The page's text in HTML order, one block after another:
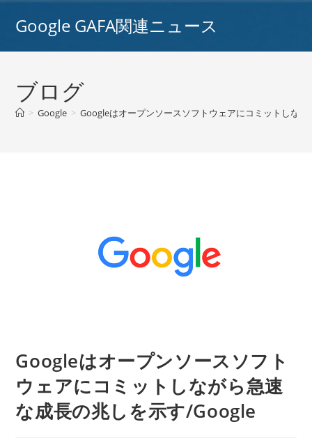
Google GAFA関連ニュース
ブログ
> Google > Googleはオープンソースソフトウェアにコミットしな
Googleはオープンソースソフト
ウェアにコミットしながら急速
な成長の兆しを示す/Google